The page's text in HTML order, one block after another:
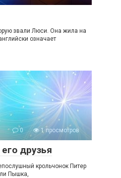
звали Люси. Она жила на
означает
0
1 просмотров
друзья
крольчонок Питер
Пышка,